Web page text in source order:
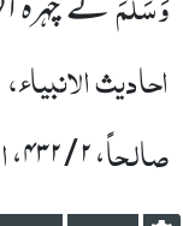
احادیث
صالحاً، ۲ / ۴۳۲،